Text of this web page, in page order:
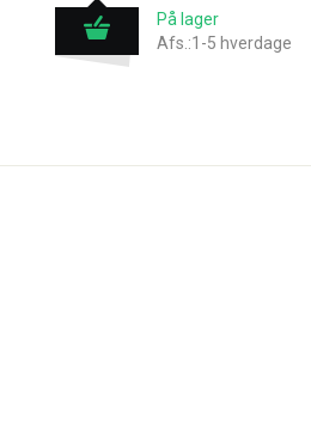
På lager
Afs.:1-5 hverdage